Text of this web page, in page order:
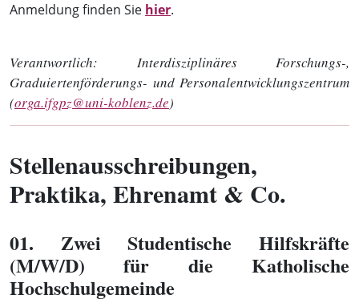
Anmeldung finden Sie hier.
Verantwortlich: Interdisziplinäres Forschungs-,
Graduiertenförderungs- und Personalentwicklungszentrum
(orga.ifgpz@uni-koblenz.de)
Stellenausschreibungen,
Praktika, Ehrenamt & Co.
01. Zwei Studentische Hilfskräfte
(M/W/D) für die Katholische
Hochschulgemeinde